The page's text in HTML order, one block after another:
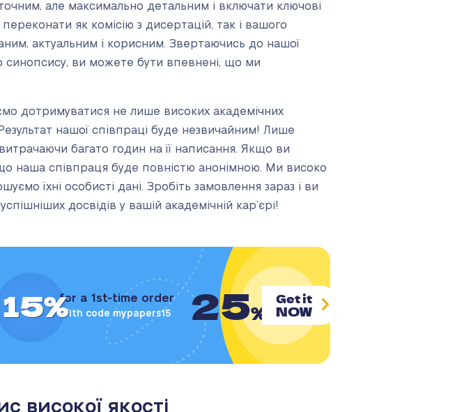
але максимально детальним і включати ключові
як комісію з дисертацій, так і вашого
актуальним і корисним. Звертаючись до нашої
ви можете бути впевнені, що ми
дотримуватися не лише високих академічних
нашої співпраці буде незвичайним! Лише
багато годин на її написання. Якщо ви
наша співпраця буде повністю анонімною. Ми високо
їхні особисті дані. Зробіть замовлення зараз і ви
досвідів у вашій академічній кар’єрі!
15%for a 1st-time order
With code mypapers15 25%
Get it
NOW
високої якості